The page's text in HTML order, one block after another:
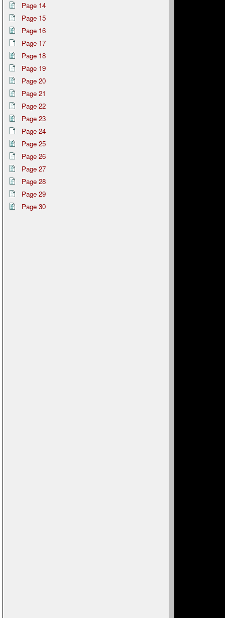
Page 14
Page 15
Page 16
Page 17
Page 18
Page 19
Page 20
Page 21
Page 22
Page 23
Page 24
Page 25
Page 26
Page 27
Page 28
Page 29
Page 30